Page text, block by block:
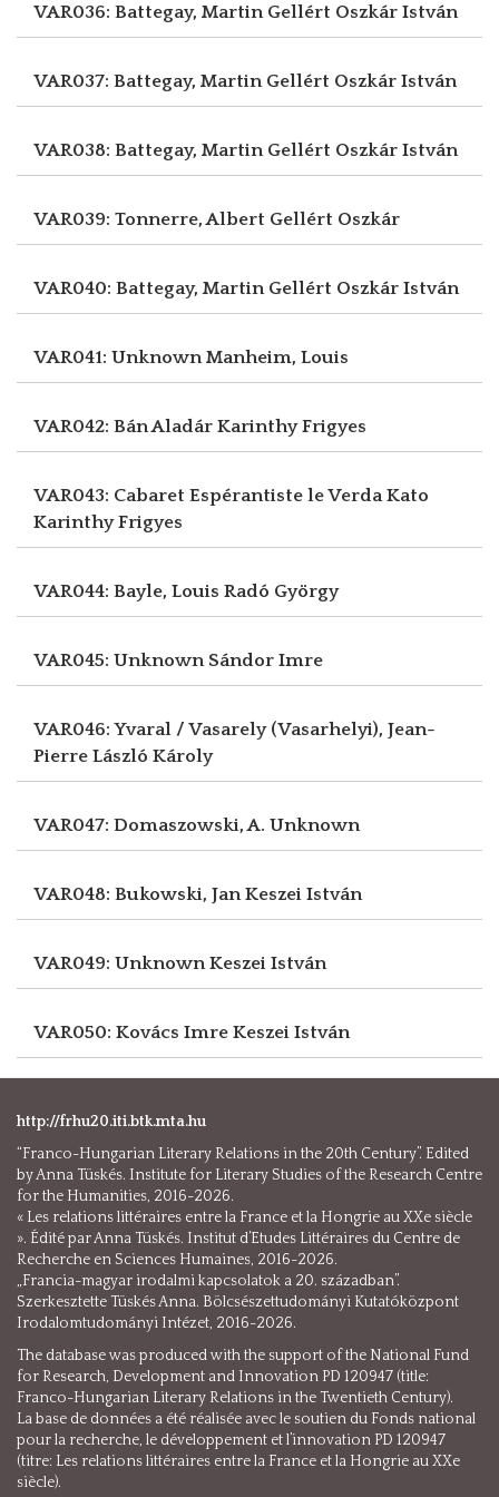
VAR036: Battegay, Martin Gellért Oszkár István
VAR037: Battegay, Martin Gellért Oszkár István
VAR038: Battegay, Martin Gellért Oszkár István
VAR039: Tonnerre, Albert Gellért Oszkár
VAR040: Battegay, Martin Gellért Oszkár István
VAR041: UnknownManheim, Louis
VAR042: Bán Aladár Karinthy Frigyes
VAR043: Cabaret Espérantiste le Verda Kato
Karinthy Frigyes
VAR044: Bayle, Louis Radó György
VAR045: UnknownSándor Imre
VAR046: Yvaral / Vasarely (Vasarhelyi), Jean-
Pierre László Károly
VAR047: Domaszowski, A. Unknown
VAR048: Bukowski, JanKeszei István
VAR049: UnknownKeszei István
VAR050: Kovács Imre Keszei István
http://frhu20.iti.btk.mta.hu
“Franco-Hungarian Literary Relations in the 20th Century”. Edited
by Anna Tüskés. Institute for Literary Studies of the Research Centre
for the Humanities, 2016-2026.
« Les relations littéraires entre la France et la Hongrie au XXe siècle
». Édité par Anna Tüskés. Institut d’Etudes Littéraires du Centre de
Recherche en Sciences Humaines, 2016-2026.
„Francia-magyar irodalmi kapcsolatok a 20. században”.
Szerkesztette Tüskés Anna. Bölcsészettudományi Kutatóközpont
Irodalomtudományi Intézet, 2016-2026.
The database was produced with the support of the National Fund
for Research, Development and Innovation PD 120947 (title:
Franco-Hungarian Literary Relations in the Twentieth Century).
La base de données a été réalisée avec le soutien du Fonds national
pour la recherche, le développement et l’innovation PD 120947
(titre: Les relations littéraires entre la France et la Hongrie au XXe
siècle).